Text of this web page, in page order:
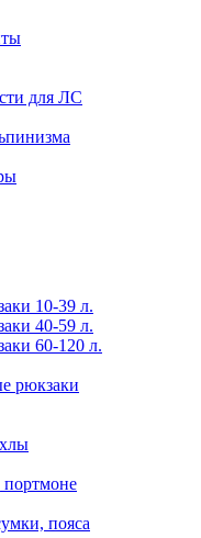
для ЛС
10-39 л.
40-59 л.
60-120 л.
рюкзаки
портмоне
пояса